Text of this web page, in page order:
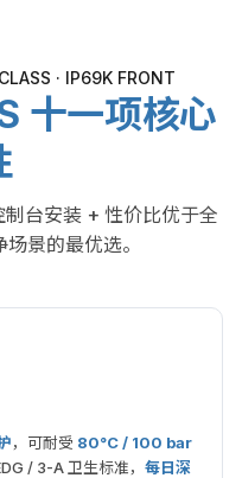
· IP69K FRONT
十一项核心
台安装 + 性价比优于全
景的最优选。
，可耐受 80°C / 100 bar
/ 3-A 卫生标准， 每日深